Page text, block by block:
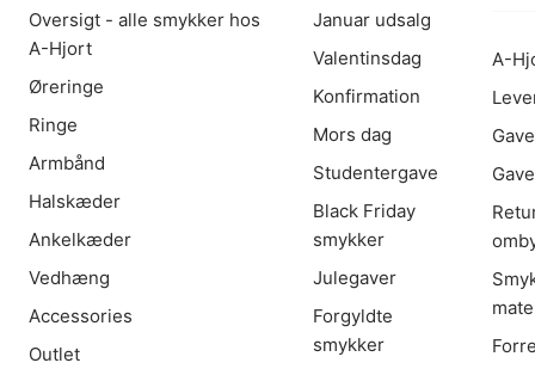
Oversigt - alle smykker hos
A-Hjort
Øreringe
Ringe
Armbånd
Halskæder
Ankelkæder
Vedhæng
Accessories
Outlet
Januar udsalg
Valentinsdag
Konfirmation
Mors dag
Studentergave
Black Friday
smykker
Julegaver
Forgyldte
smykker
A-